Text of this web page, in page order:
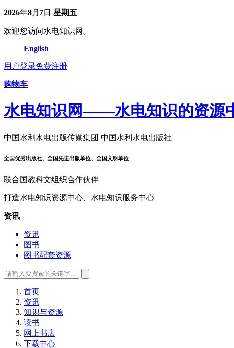
2026年8月 7日 星期五
欢迎您访问水电知识网。
English
用户登录免费注册
购物车
水电知识网——水电知识的资源
中国水利水电出版传媒集团 中国水利水电出版社
全国优秀出版社、全国先进出版单位、全国文明单位
联合国教科文组织合作伙伴
打造水电知识资源中心、水电知识服务中心
资讯
资讯
图书
图书配套资源
首页
资讯
知识与资源
读书
网上书店
下载中心